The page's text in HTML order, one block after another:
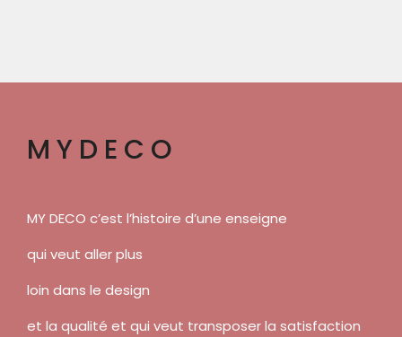
MYDECO
MY DECO c’est l’histoire d’une enseigne
qui veut aller plus
loin dans le design
et la qualité et qui veut transposer la satisfaction